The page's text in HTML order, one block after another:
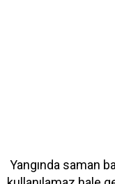
Yangında saman